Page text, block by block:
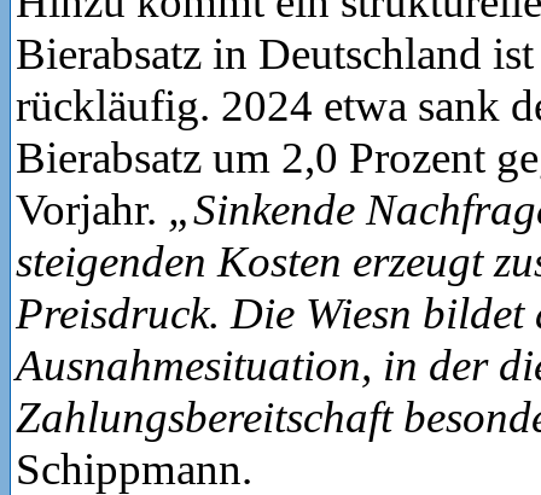
Bierabsatz in Deutschland
rückläufig. 2024 etwa sank
Bierabsatz um 2,0 Prozent
Vorjahr. „Sinkende
steigenden Kosten erzeugt
Preisdruck. Die Wiesn bildet
Ausnahmesituation, in der
Zahlungsbereitschaft
Schippmann.